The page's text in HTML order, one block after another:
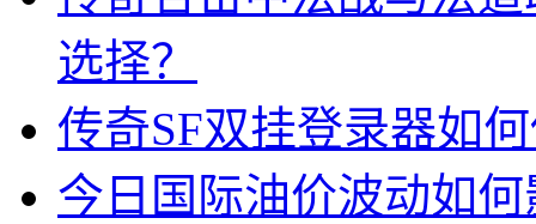
选择？
传奇SF双挂登录器如
今日国际油价波动如